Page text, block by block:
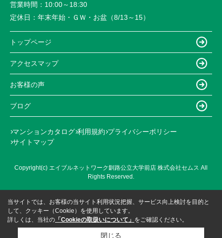
営業時間： 10:00～18:30
定休日： 年末年始・ＧＷ・お盆（8/13～15）
トップページ
アクセスマップ
お客様の声
ブログ
マンションカタログ 利用規約 プライバシーポリシー
サイトマップ
Copyright(c) エイブルネットワーク釧路公立大学前店 株式会社セムス All
Rights Reserved.
当サイトでは、お客様の当サイト利用状況把握、サービス向上検討を目的と
して、クッキー（Cookie）を使用しています。
詳しくは、当社の 「Cookieの取扱いについて」 をご確認ください。
閉じる